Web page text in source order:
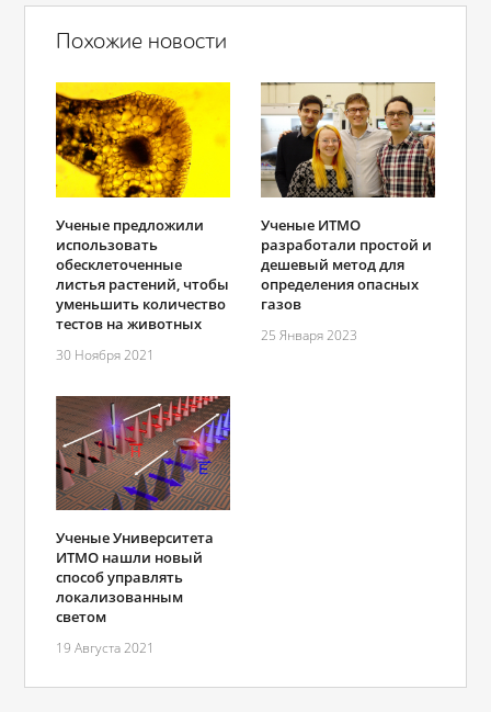
Похожие новости
Ученые предложили
использовать
обесклеточенные
листья растений, чтобы
уменьшить количество
тестов на животных
30 Ноября 2021
Ученые ИТМО
разработали простой и
дешевый метод для
определения опасных
газов
25 Января 2023
Ученые Университета
ИТМО нашли новый
способ управлять
локализованным
светом
19 Августа 2021